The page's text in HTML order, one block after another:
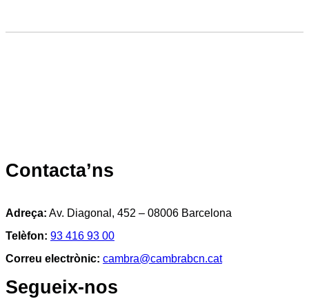
Contacta’ns
Adreça: Av. Diagonal, 452 – 08006 Barcelona
Telèfon: 93 416 93 00
Correu electrònic: cambra@cambrabcn.cat
Segueix-nos